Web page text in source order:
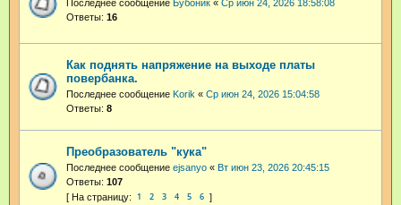
Последнее сообщение Бубоник « Ср июн 24, 2026 18:58:08
Ответы: 16
Как поднять напряжение на выходе платы
повербанка.
Последнее сообщение Korik « Ср июн 24, 2026 15:04:58
Ответы: 8
Преобразователь "кука"
Последнее сообщение ejsanyo « Вт июн 23, 2026 20:45:15
Ответы: 107
1 2 3 4 5 6